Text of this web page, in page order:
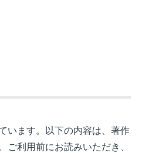
います。以下の内容は、著作
利用前にお読みいただき、